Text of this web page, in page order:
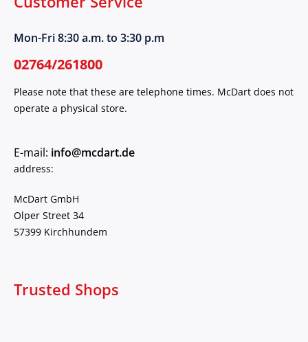
Mon-Fri 8:30 a.m. to 3:30 p.m
02764/261800
Please note that these are telephone times. McDart does not
operate a physical store.
E-mail: info@mcdart.de
address:
McDart GmbH
Olper Street 34
57399 Kirchhundem
Trusted Shops